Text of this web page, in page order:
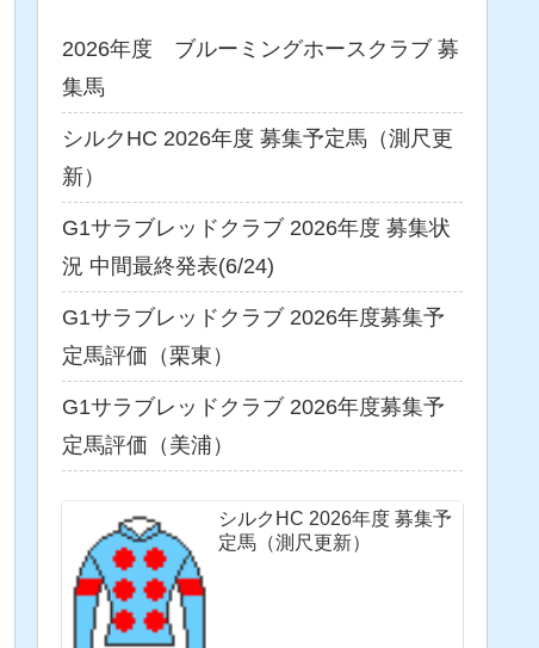
2026年度 ブルーミングホースクラブ 募
集馬
シルクHC 2026年度 募集予定馬（測尺更
新）
G1サラブレッドクラブ 2026年度 募集状
況 中間最終発表(6/24)
G1サラブレッドクラブ 2026年度募集予
定馬評価（栗東）
G1サラブレッドクラブ 2026年度募集予
定馬評価（美浦）
シルクHC 2026年度 募集予
定馬（測尺更新）